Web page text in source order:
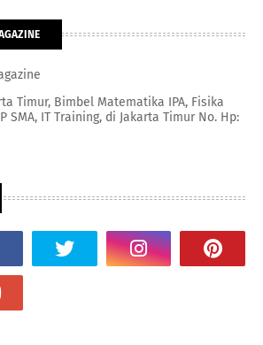
Timur, Bimbel Matematika IPA, Fisika
SMA, IT Training, di Jakarta Timur No. Hp: